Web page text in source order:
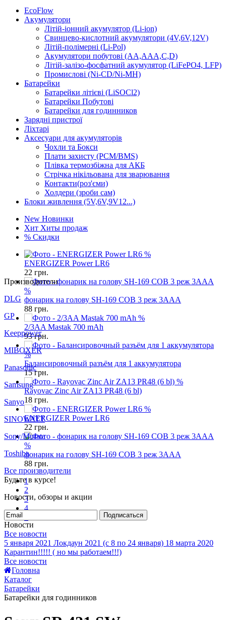
EcoFlow
Акумулятори
Літій-іонний акумулятор (Li-ion)
Свинцево-кислотний акумулятори (4V,6V,12V)
Літій-полімерні (Li-Pol)
Акумулятори побутові (AA,AAA,C,D)
Літій-залізо-фосфатний акумулятор (LiFePO4, LFP)
Промислові (Ni-CD/Ni-MH)
Батарейки
Батарейки літієві (LiSOCl2)
Батарейки Побутові
Батарейки для годинников
Зарядні пристрої
Ліхтарі
Аксесуари для акумуляторів
Чохли та Бокси
Плати захисту (PCM/BMS)
Плівка термозбіжна для АКБ
Стрічка нікільована для зварювання
Контакти(роз'єми)
Холдери (зроби сам)
Блоки живлення (5V,6V,9V12...)
New Новинки
Хит Хиты продаж
% Скидки
ENERGIZER Power LR6
22грн.
%
фонарик на голову SH-169 COB 3 реж 3AAA
88грн.
2/3AA Mastak 700 mAh
93грн.
%
Балансировочный разъём для 1 аккумулятора
15грн.
Rayovac Zinc Air ZA13 PR48 (6 bl)
18грн.
ENERGIZER Power LR6
22грн.
%
фонарик на голову SH-169 COB 3 реж 3AAA
88грн.
1
2
3
5
Производители
Keeppower
MIBOXER
Panasonic
Samsung
Sanyo
SINOWATT
Sony/Murata
Toshiba
Все производители
Будьте в курсе!
Новости, обзоры и акции
Новости
Все новости
5 января 2021 Локдаун 2021 (с 8 по 24 января)
Карантин!!!!! ( но мы работаем!!!)
Все новости
Головна
Каталог
Батарейки